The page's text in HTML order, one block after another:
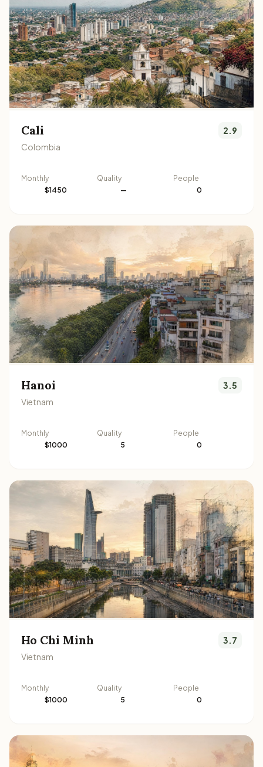
Cali
Colombia
2.9
Monthly
$1450
Quality
—
People
0
Hanoi
Vietnam
3.5
Monthly
$1000
Quality
5
People
0
Ho Chi Minh
Vietnam
3.7
Monthly
$1000
Quality
5
People
0